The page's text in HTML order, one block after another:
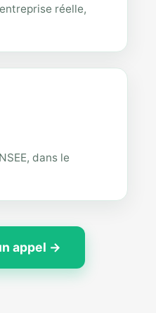
réelle,
dans le
appel →